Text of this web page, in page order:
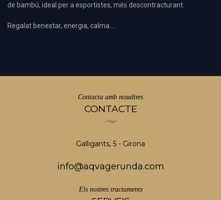
de bambú, ideal per a esportistes, més descontracturant.
Regalat benestar, energia, calma....
Contacta amb nosaltres
CONTACTE
Galligants, 5 - Girona
info@aqvagerunda.com
Els nostres tractaments